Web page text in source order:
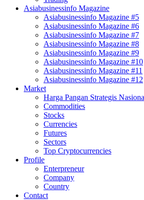
Asiabusinessinfo Magazine
Asiabusinessinfo Magazine #5
Asiabusinessinfo Magazine #6
Asiabusinessinfo Magazine #7
Asiabusinessinfo Magazine #8
Asiabusinessinfo Magazine #9
Asiabusinessinfo Magazine #10
Asiabusinessinfo Magazine #11
Asiabusinessinfo Magazine #12
Market
Harga Pangan Strategis
Commodities
Stocks
Currencies
Futures
Sectors
Top Cryptocurrencies
Profile
Enterpreneur
Company
Country
Contact